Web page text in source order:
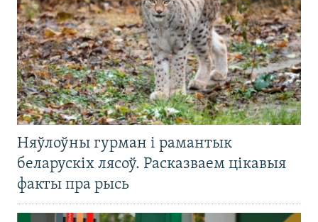
Няўлоўны гурман і рамантык
беларускіх лясоў. Расказваем цікавыя
факты пра рысь